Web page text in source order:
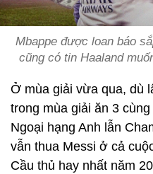
Mbappe được loan báo
cũng có tin Haaland
Ở mùa giải vừa qua, dù
trong mùa giải ăn 3
Ngoại hạng Anh lẫn
vẫn thua Messi ở cả
Cầu thủ hay nhất năm